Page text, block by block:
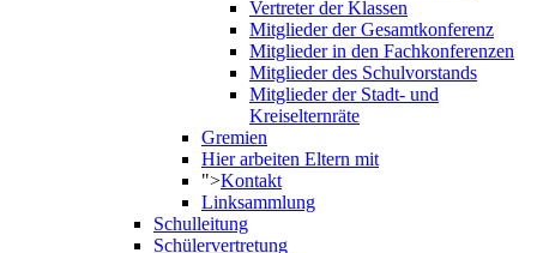
Vertreter der Klassen
Mitglieder der Gesamtkonferenz
Mitglieder in den Fachkonferenzen
Mitglieder des Schulvorstands
Mitglieder der Stadt- und
Kreiselternräte
Gremien
Hier arbeiten Eltern mit
">Kontakt
Linksammlung
Schulleitung
Schülervertretung